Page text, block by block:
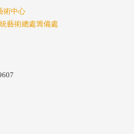
術中心
藝術總處籌備處